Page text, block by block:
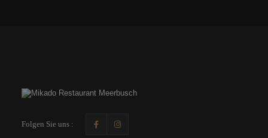
Folgen Sie uns :